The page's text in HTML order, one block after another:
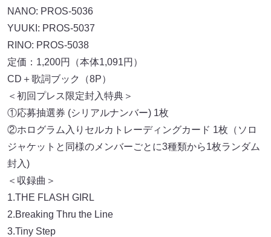
NANO: PROS-5036
YUUKI: PROS-5037
RINO: PROS-5038
定価：1,200円（本体1,091円）
CD＋歌詞ブック（8P）
＜初回プレス限定封入特典＞
①応募抽選券 (シリアルナンバー) 1枚
②ホログラム入りセルカトレーディングカード 1枚（ソロ
ジャケットと同様のメンバーごとに3種類から1枚ランダム
封入)
＜収録曲＞
1.THE FLASH GIRL
2.Breaking Thru the Line
3.Tiny Step